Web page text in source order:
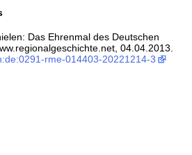
Das Ehrenmal des Deutschen
04.04.2013.
rme-014403-20221214-3